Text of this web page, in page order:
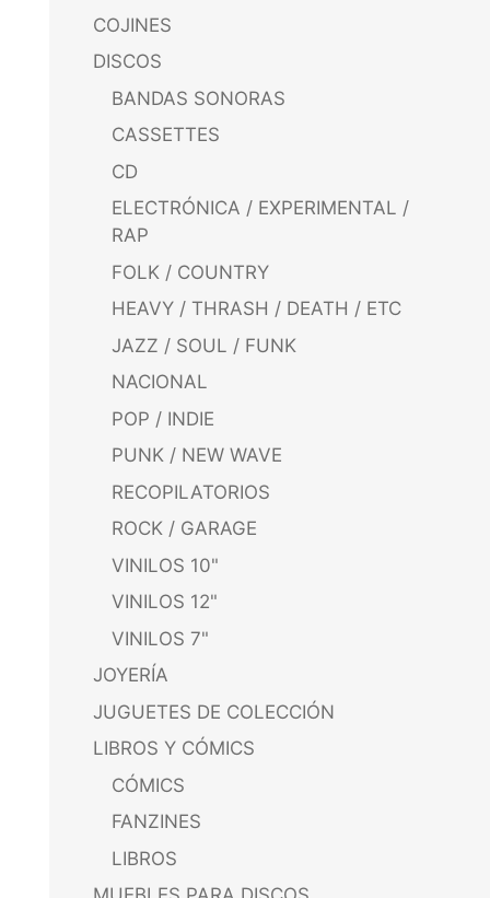
COJINES
DISCOS
BANDAS SONORAS
CASSETTES
CD
ELECTRÓNICA / EXPERIMENTAL /
RAP
FOLK / COUNTRY
HEAVY / THRASH / DEATH / ETC
JAZZ / SOUL / FUNK
NACIONAL
POP / INDIE
PUNK / NEW WAVE
RECOPILATORIOS
ROCK / GARAGE
VINILOS 10"
VINILOS 12"
VINILOS 7"
JOYERÍA
JUGUETES DE COLECCIÓN
LIBROS Y CÓMICS
CÓMICS
FANZINES
LIBROS